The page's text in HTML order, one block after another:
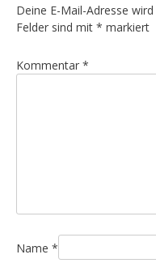
Deine E-Mail-Adresse
Felder sind mit * markiert
Kommentar *
Name *